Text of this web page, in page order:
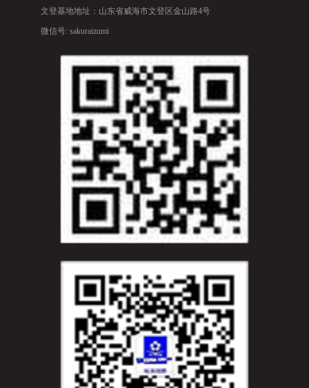
文登基地地址：山东省威海市文登区金山路4号
微信号: sakuraizumi